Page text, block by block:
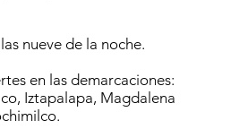
nueve de la noche.
en las demarcaciones:
Iztapalapa, Magdalena